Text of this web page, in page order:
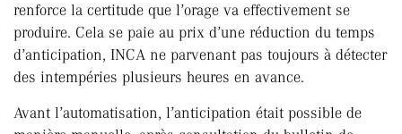
renforce la certitude que l’orage va effectivement se
produire. Cela se paie au prix d’une réduction du temps
d’anticipation, INCA ne parvenant pas toujours à détecter
des intempéries plusieurs heures en avance.
Avant l’automatisation, l’anticipation était possible de